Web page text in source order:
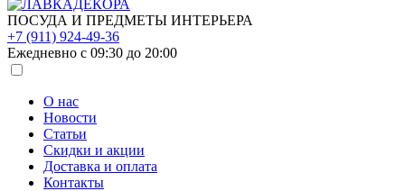
ПОСУДА И ПРЕДМЕТЫ ИНТЕРЬЕРА
+7 (911) 924-49-36
Ежедневно с 09:30 до 20:00
О нас
Новости
Статьи
Скидки и акции
Доставка и оплата
Контакты